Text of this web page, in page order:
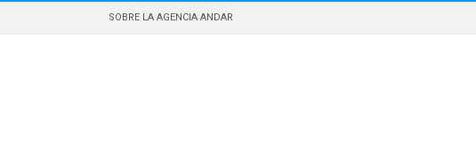
SOBRE LA AGENCIA ANDAR